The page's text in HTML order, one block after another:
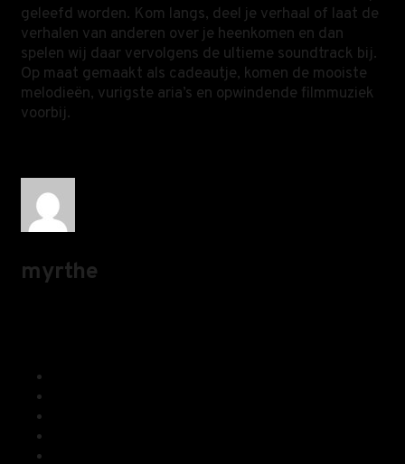
geleefd worden. Kom langs, deel je verhaal of laat de
verhalen van anderen over je heenkomen en dan
spelen wij daar vervolgens de ultieme soundtrack bij.
Op maat gemaakt als cadeautje, komen de mooiste
melodieën, vurigste aria’s en opwindende filmmuziek
voorbij.
myrthe